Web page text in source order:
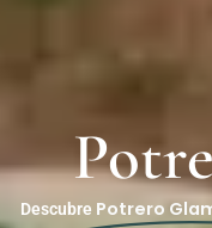
Descubre Potrero